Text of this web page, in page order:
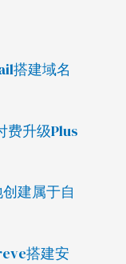
搭建域名
费升级Plus
建属于自
搭建安